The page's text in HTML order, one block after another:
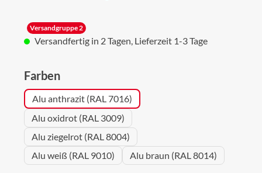
Versandgruppe 2
Versandfertig in 2 Tagen, Lieferzeit 1-3 Tage
Farbenauswählen
Alu anthrazit (RAL 7016)
Alu oxidrot (RAL 3009)
Alu ziegelrot (RAL 8004)
Alu weiß (RAL 9010)
Alu braun (RAL 8014)